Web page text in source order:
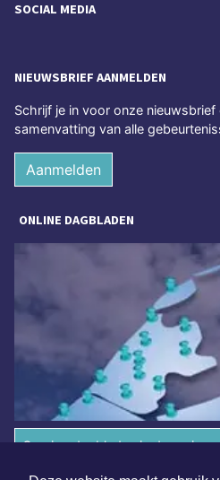
SOCIAL MEDIA
NIEUWSBRIEF AANMELDEN
Schrijf je in voor onze
samenvatting van alle
Aanmelden
ONLINE DAGBLADEN
Overige dagbladen in de regio